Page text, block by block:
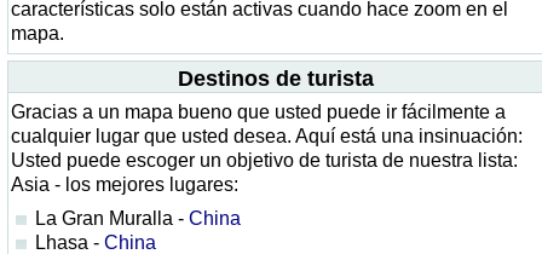
características solo están activas cuando hace zoom en el
mapa.
Destinos de turista
Gracias a un mapa bueno que usted puede ir fácilmente a
cualquier lugar que usted desea. Aquí está una insinuación:
Usted puede escoger un objetivo de turista de nuestra lista:
Asia - los mejores lugares:
La Gran Muralla - China
Lhasa - China